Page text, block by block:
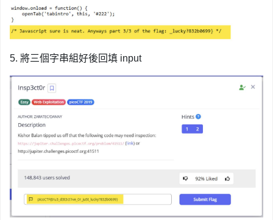
5. 將三個字串組好後回填 input